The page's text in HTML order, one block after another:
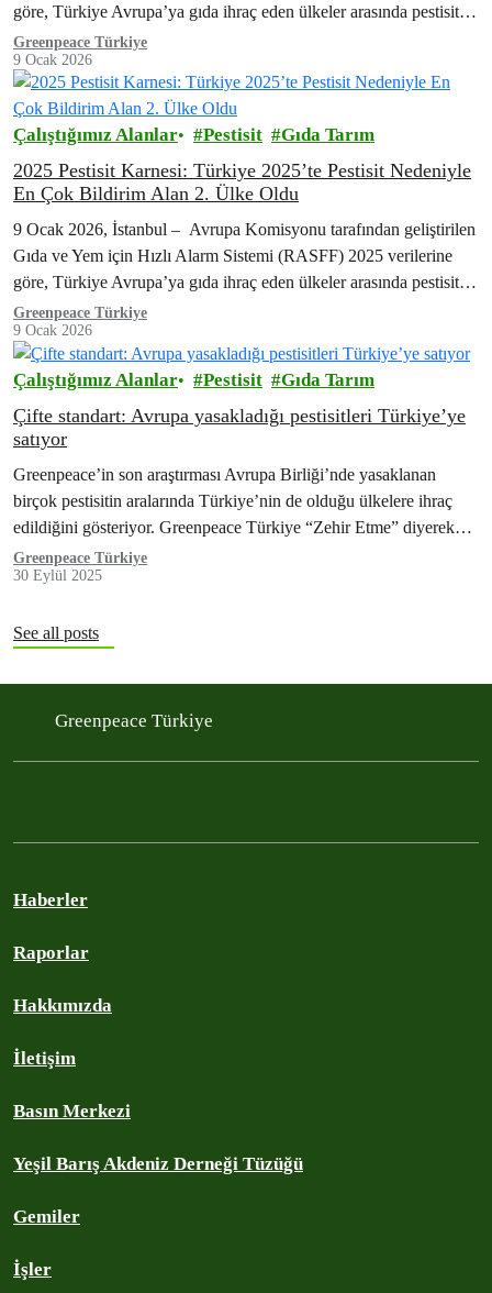
göre, Türkiye Avrupa’ya gıda ihraç eden ülkeler arasında pestisit
nedeniyle en…
Greenpeace Türkiye
9 Ocak 2026
Çalıştığımız Alanlar Pestisit Gıda Tarım
2025 Pestisit Karnesi: Türkiye 2025’te Pestisit Nedeniyle
En Çok Bildirim Alan 2. Ülke Oldu
9 Ocak 2026, İstanbul – Avrupa Komisyonu tarafından geliştirilen
Gıda ve Yem için Hızlı Alarm Sistemi (RASFF) 2025 verilerine
göre, Türkiye Avrupa’ya gıda ihraç eden ülkeler arasında pestisit
nedeniyle en…
Greenpeace Türkiye
9 Ocak 2026
Çalıştığımız Alanlar Pestisit Gıda Tarım
Çifte standart: Avrupa yasakladığı pestisitleri Türkiye’ye
satıyor
Greenpeace’in son araştırması Avrupa Birliği’nde yasaklanan
birçok pestisitin aralarında Türkiye’nin de olduğu ülkelere ihraç
edildiğini gösteriyor. Greenpeace Türkiye “Zehir Etme” diyerek
pestisit analizlerinin açıklanması çağrısını sürdürüyor.
Greenpeace Türkiye
30 Eylül 2025
See all posts
Greenpeace Türkiye
Haberler
Raporlar
Hakkımızda
İletişim
Basın Merkezi
Yeşil Barış Akdeniz Derneği Tüzüğü
Gemiler
İşler